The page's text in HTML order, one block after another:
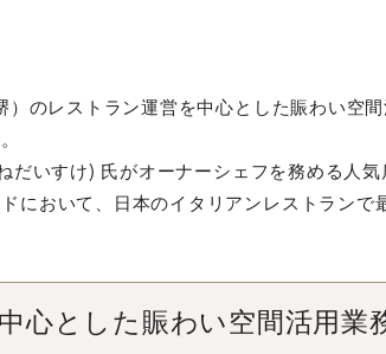
のレストラン運営を中心とした賑わい空
いすけ) 氏がオーナーシェフを務める人
において、日本のイタリアンレストランで
心とした賑わい空間活用業